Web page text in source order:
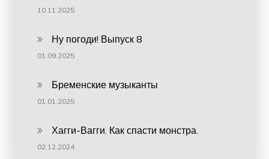
10.11.2025
Ну погоди! Выпуск 8
01.09.2025
Бременские музыканты
01.01.2025
Хагги-Вагги. Как спасти монстра.
02.12.2024